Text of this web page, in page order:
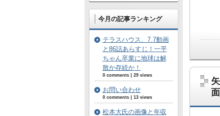
今月の記事ランキング
テラスハウス、7.7動画
と86話あらすじ！一平
ちゃん卒業に地球は解
散か存続か！
0 comments| 29 views
お問い合わせ
0 comments| 13 views
松本大氏の画像と年収